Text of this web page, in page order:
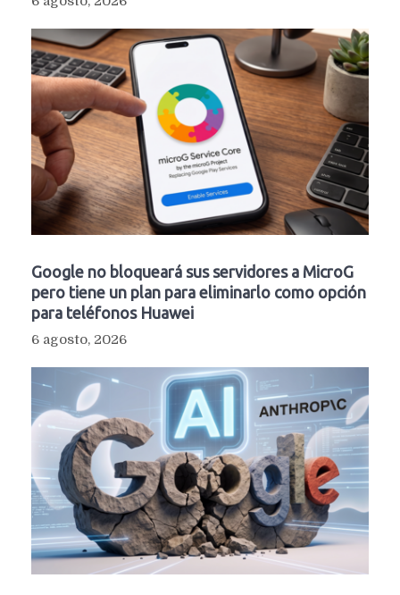
Google no bloqueará sus servidores a MicroG
pero tiene un plan para eliminarlo como opción
para teléfonos Huawei
6 agosto, 2026